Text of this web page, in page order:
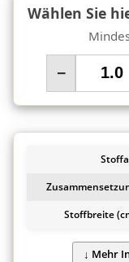
Wählen Sie
−
Stoffbreite